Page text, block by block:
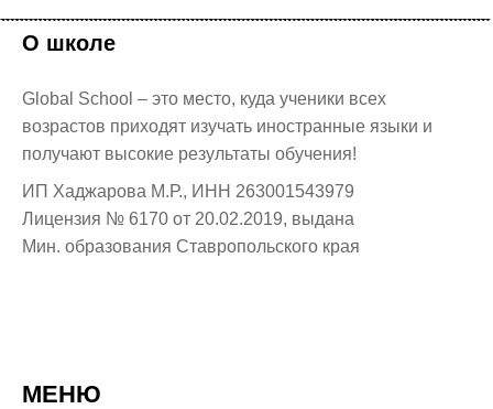
О школе
Global School – это место, куда ученики всех
возрастов приходят изучать иностранные языки и
получают высокие результаты обучения!
ИП Хаджарова М.Р., ИНН 263001543979
Лицензия № 6170 от 20.02.2019, выдана
Мин. образования Ставропольского края
МЕНЮ